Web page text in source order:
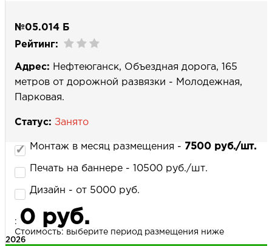
НАПИСАТЬ НАМ
№05.014 Б
Рейтинг:
Адрес: Нефтеюганск, Объездная дорога, 165
метров от дорожной развязки - Молодежная,
Парковая.
Статус: Занято
Монтаж в месяц размещения - 7500 руб./шт.
Печать на баннере - 10500 руб./шт.
Дизайн - от 5000 руб.
: 0 руб.
Стоимость: выберите период размещения ниже
2026